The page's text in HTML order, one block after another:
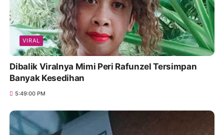
VIRAL
Dibalik Viralnya Mimi Peri Rafunzel Tersimpan
Banyak Kesedihan
5:49:00 PM